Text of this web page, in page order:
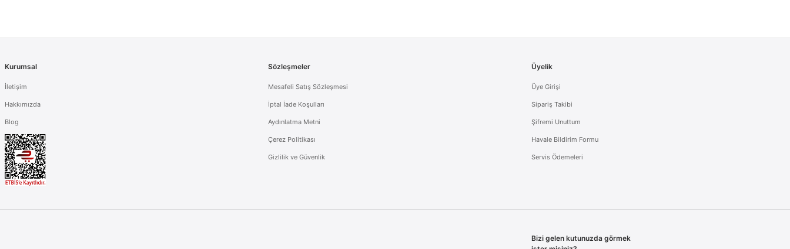
Kurumsal
İletişim
Hakkımızda
Blog
Sözleşmeler
Mesafeli Satış Sözleşmesi
İptal İade Koşulları
Aydınlatma Metni
Çerez Politikası
Gizlilik ve Güvenlik
Üyelik
Üye Girişi
Sipariş Takibi
Şifremi Unuttum
Havale Bildirim Formu
Servis Ödemeleri
Bizi gelen kutunuzda görmek